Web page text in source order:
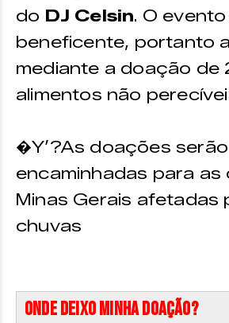
do DJ Celsin. O
beneficente, portanto
mediante a doação de
alimentos não
�Y’?As doações serão
encaminhadas para as
Minas Gerais afetadas
chuvas
Onde deixo minha doação?